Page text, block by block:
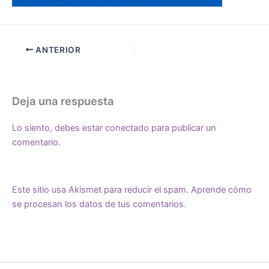
ANTERIOR
Deja una respuesta
Lo siento, debes estar conectado para publicar un
comentario.
Este sitio usa Akismet para reducir el spam. Aprende cómo
se procesan los datos de tus comentarios.